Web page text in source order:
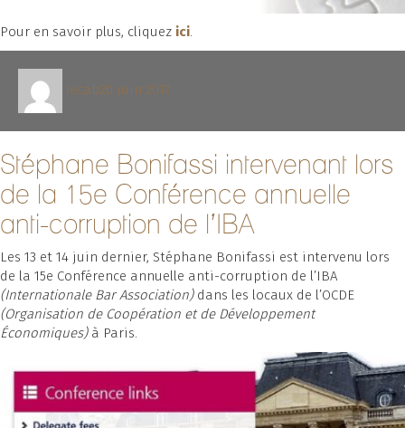
Pour en savoir plus, cliquez ici.
lecable
20 juin 2017
Stéphane Bonifassi intervenant lors
de la 15e Conférence annuelle
anti-corruption de l’IBA
Les 13 et 14 juin dernier, Stéphane Bonifassi est intervenu lors
de la 15e Conférence annuelle anti-corruption de l’IBA
(Internationale Bar Association)dans les locaux de l’OCDE
(Organisation de Coopération et de Développement
Économiques)à Paris.